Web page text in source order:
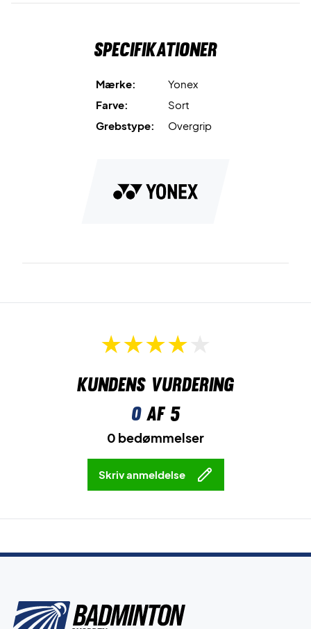
Specifikationer
Mærke:
Yonex
Farve:
Sort
Grebstype:
Overgrip
Kundens vurdering
0af 5
0 bedømmelser
Skriv anmeldelse